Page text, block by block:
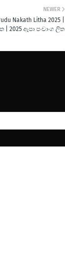
NEWER
Nakath Litha 2025 |
| 2025 ඈපා පංචාංග ලිත